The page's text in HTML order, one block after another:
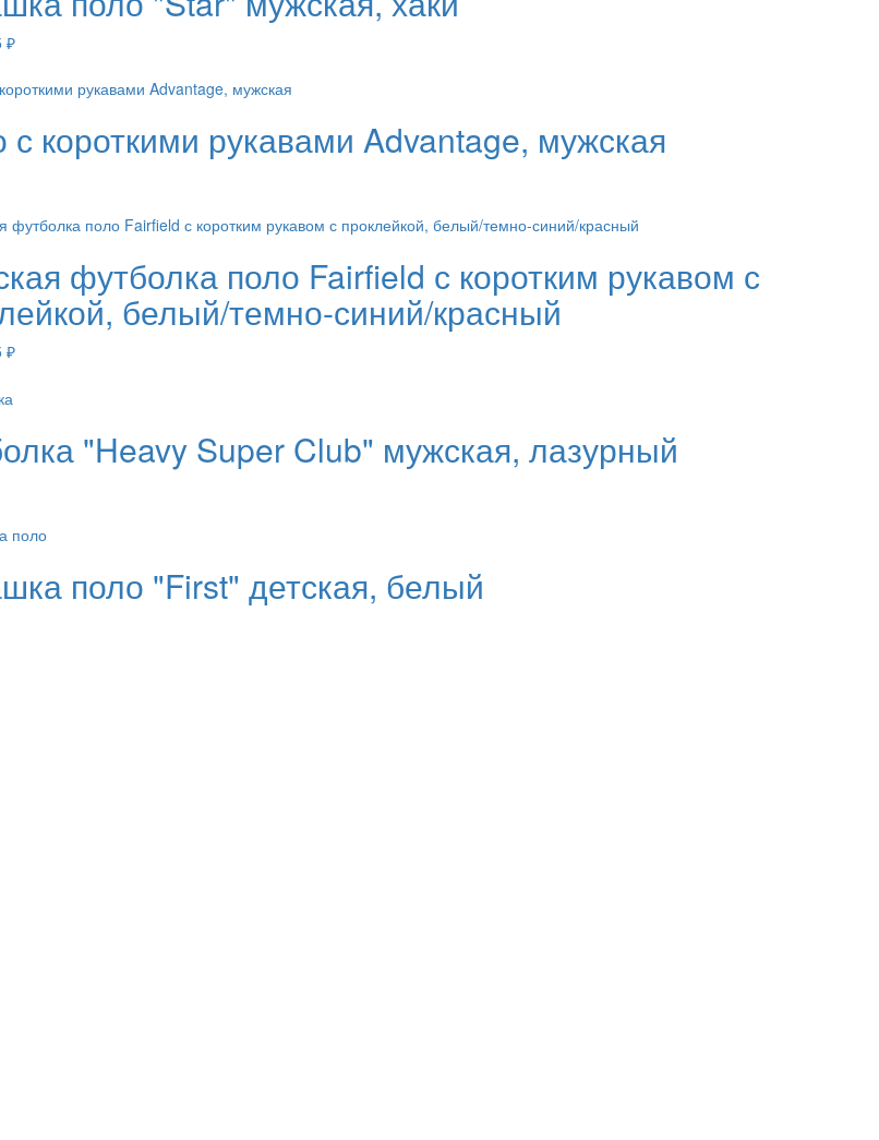
₽
с короткими рукавами Advantage, мужская
футболка поло Fairfield с коротким рукавом с
белый/темно-синий/красный
₽
"Heavy Super Club" мужская, лазурный
поло "First" детская, белый